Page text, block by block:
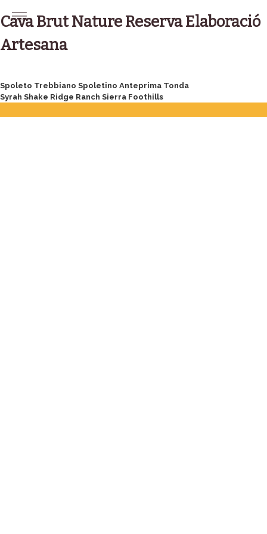
to
content
Cava Brut Nature Reserva Elaboració
Artesana
Post
navigation
Spoleto Trebbiano Spoletino Anteprima Tonda
Syrah Shake Ridge Ranch Sierra Foothills